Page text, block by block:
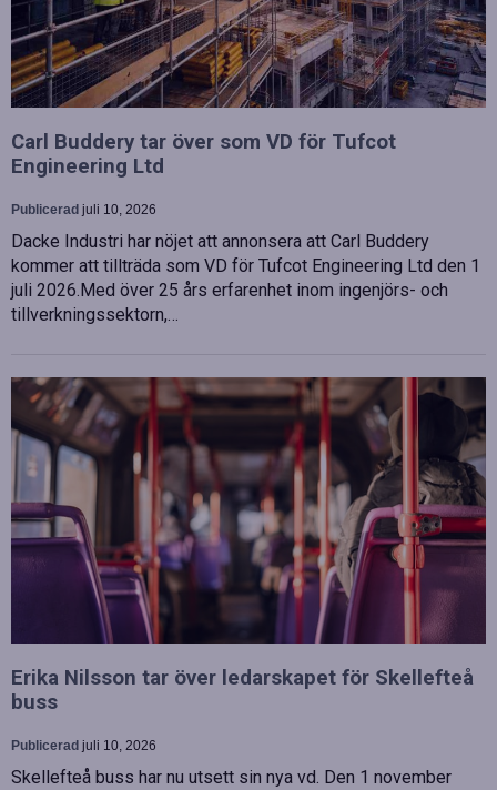
Carl Buddery tar över som VD för Tufcot
Engineering Ltd
Publicerad juli 10, 2026
Dacke Industri har nöjet att annonsera att Carl Buddery
kommer att tillträda som VD för Tufcot Engineering Ltd den 1
juli 2026.Med över 25 års erfarenhet inom ingenjörs- och
tillverkningssektorn,…
Erika Nilsson tar över ledarskapet för Skellefteå
buss
Publicerad juli 10, 2026
Skellefteå buss har nu utsett sin nya vd. Den 1 november